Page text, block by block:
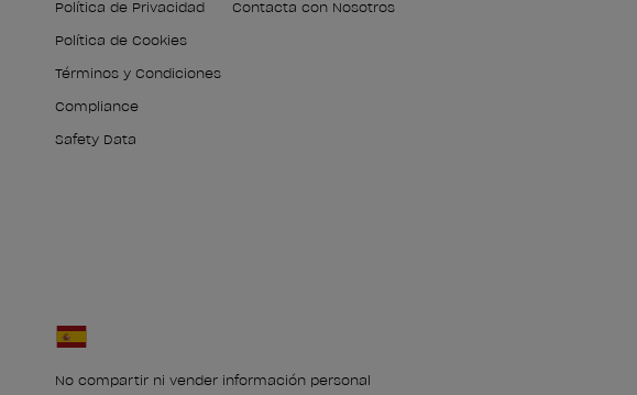
Política de Privacidad
Política de Cookies
Términos y Condiciones
Compliance
Safety Data
Contacta con Nosotros
No compartir ni vender información personal